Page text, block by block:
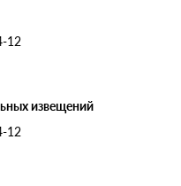
12
извещений
12